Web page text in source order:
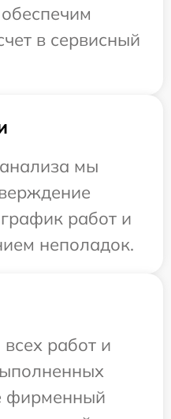
в сервисный
мы
работ и
неполадок.
работ и
фирменный